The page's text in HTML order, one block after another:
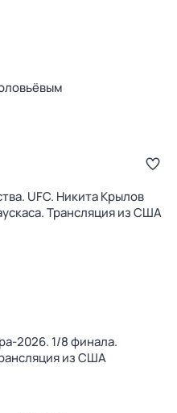
UFC. Никита Крылов
Трансляция из США
2026. 1/8 финала.
из США